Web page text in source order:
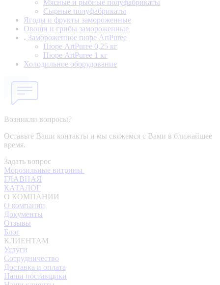
Мясные и рыбные полуфабрикаты
Сырные полуфабрикаты
Ягоды и фрукты замороженные
Овощи и грибы замороженные
Замороженное пюре ArtPuree
Пюре ArtPuree 0,25 кг
Пюре ArtPuree 1 кг
Холодильное оборудование
Возникли вопросы?
Оставьте Ваши контакты и мы свяжемся с Вами в ближайшее
время.
Задать вопрос
Морозильные витрины
ГЛАВНАЯ
КАТАЛОГ
О КОМПАНИИ
О компании
Документы
Отзывы
Блог
КЛИЕНТАМ
Услуги
Сотрудничество
Доставка и оплата
Наши поставщики